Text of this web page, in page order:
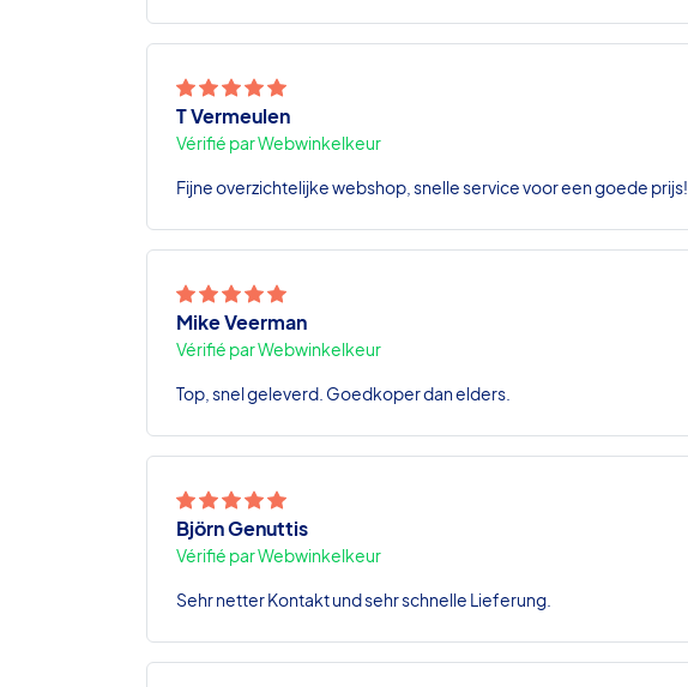
T Vermeulen
Vérifié par Webwinkelkeur
Fijne overzichtelijke webshop, snelle service voor een goede prijs!
Mike Veerman
Vérifié par Webwinkelkeur
Top, snel geleverd. Goedkoper dan elders.
Björn Genuttis
Vérifié par Webwinkelkeur
Sehr netter Kontakt und sehr schnelle Lieferung.